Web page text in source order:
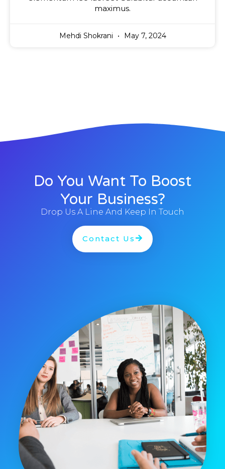
maximus.
Mehdi Shokrani May 7, 2024
Do You Want To Boost
Your Business?
Drop Us A Line And Keep In Touch
Contact Us